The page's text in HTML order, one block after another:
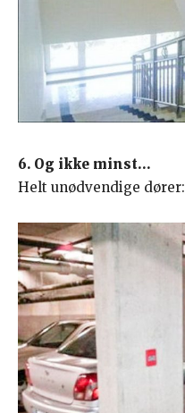
6. Og ikke minst…
Helt unødvendige dører: